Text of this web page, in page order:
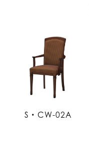
S・CW-02A